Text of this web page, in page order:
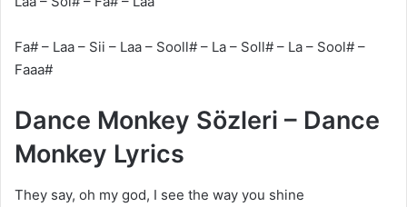
Fa# – Laa – Sii – Laa – Sooll# – La – Soll# – La – Sool# –
Faaa#
Dance Monkey Sözleri – Dance
Monkey Lyrics
They say, oh my god, I see the way you shine